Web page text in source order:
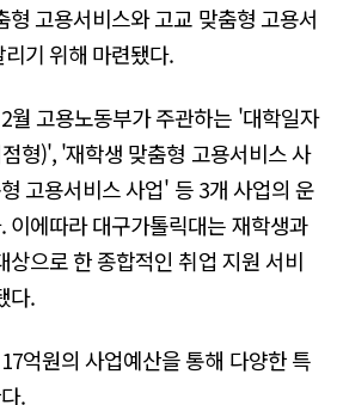
형 고용서비스와 고교 맞춤형 고용서
기 위해 마련됐다.
월 고용노동부가 주관하는 '대학일자
형)', '재학생 맞춤형 고용서비스 사
고용서비스 사업' 등 3개 사업의 운
이에따라 대구가톨릭대는 재학생과
상으로 한 종합적인 취업 지원 서비
다.
억원의 사업예산을 통해 다양한 특
.